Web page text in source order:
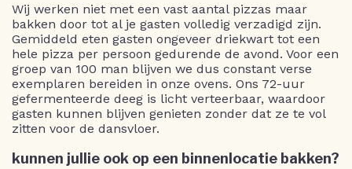
Wij werken niet met een vast aantal pizzas maar
bakken door tot al je gasten volledig verzadigd zijn.
Gemiddeld eten gasten ongeveer driekwart tot een
hele pizza per persoon gedurende de avond. Voor een
groep van 100 man blijven we dus constant verse
exemplaren bereiden in onze ovens. Ons 72-uur
gefermenteerde deeg is licht verteerbaar, waardoor
gasten kunnen blijven genieten zonder dat ze te vol
zitten voor de dansvloer.
kunnen jullie ook op een binnenlocatie bakken?